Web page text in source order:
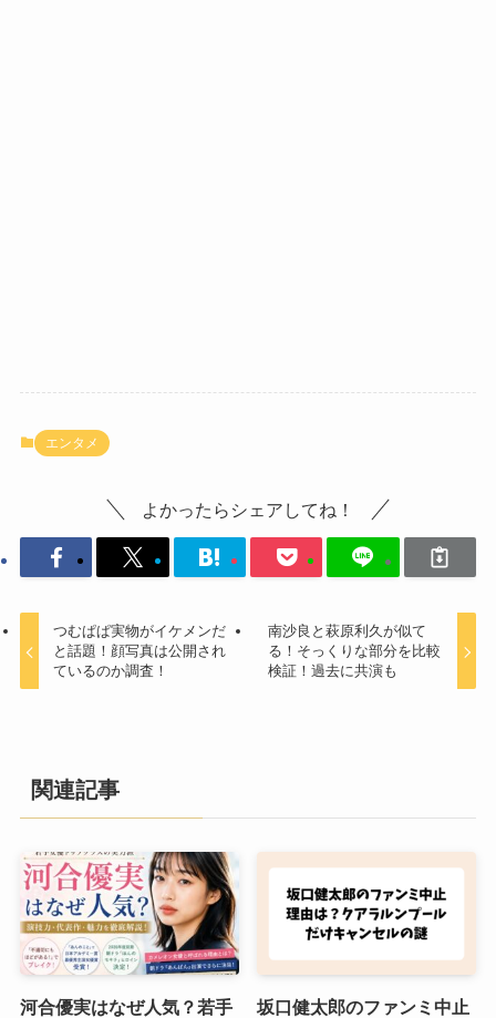
エンタメ
よかったらシェアしてね！
つむぱぱ実物がイケメンだ
と話題！顔写真は公開され
ているのか調査！
南沙良と萩原利久が似て
る！そっくりな部分を比較
検証！過去に共演も
関連記事
河合優実はなぜ人気？若手
坂口健太郎のファンミ中止